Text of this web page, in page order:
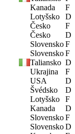
Kanada
F
Lotyšsko
D
Česko
F
Česko
D
SlovenskoF
SlovenskoF
Taliansko D
Ukrajina
F
USA
D
Švédsko
D
Lotyšsko
F
Kanada
D
SlovenskoF
SlovenskoD